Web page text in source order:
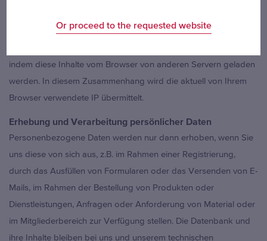
Neuigkeiten) aber auch Widgets (Funktionen wie z.B.
indem diese Inhalte vom Browser von anderen Servern geladen
werden. In diesem Zusammenhang wird die aktuell von Ihrem
Browser verwendete IP übermittelt.
Erhebung und Verarbeitung persönlicher Daten
Personenbezogene Daten werden nur dann erhoben, wenn Sie
uns diese von sich aus, z.B. im Rahmen einer Registrierung,
durch das Ausfüllen von Formularen oder das Versenden von E-
Mails, im Rahmen der Bestellung von Produkten oder
Dienstleistungen, Anfragen oder Anforderung von Material oder
im Mitgliederbereich zur Verfügung stellen. Die Datenbank und
ihre Inhalte bleiben bei uns und unserem technischen
Or proceed to the requested website